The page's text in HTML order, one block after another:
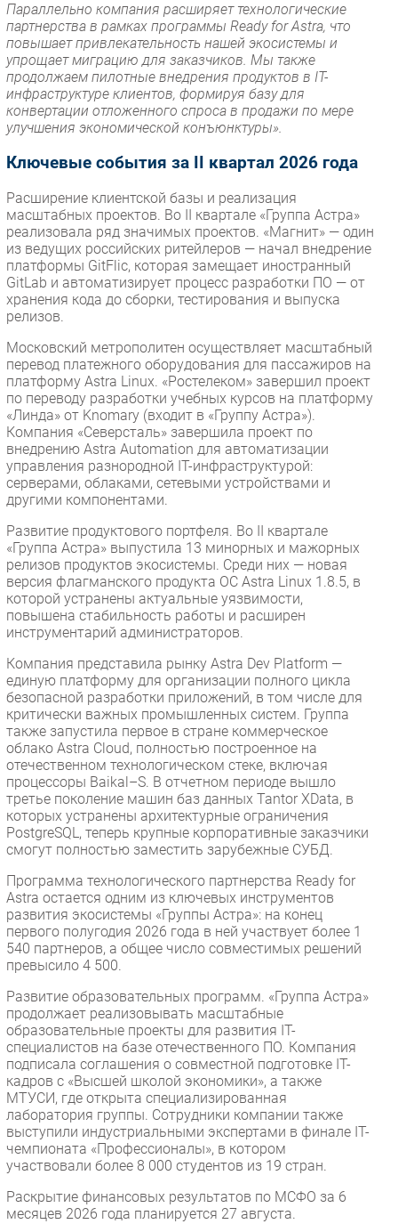
Параллельно компания расширяет технологические
партнерства в рамках программы Ready for Astra, что
повышает привлекательность нашей экосистемы и
упрощает миграцию для заказчиков. Мы также
продолжаем пилотные внедрения продуктов в IT-
инфраструктуре клиентов, формируя базу для
конвертации отложенного спроса в продажи по мере
улучшения экономической конъюнктуры».
Ключевые события за II квартал 2026 года
Расширение клиентской базы и реализация
масштабных проектов. Во II квартале «Группа Астра»
реализовала ряд значимых проектов. «Магнит» — один
из ведущих российских ритейлеров — начал внедрение
платформы GitFlic, которая замещает иностранный
GitLab и автоматизирует процесс разработки ПО — от
хранения кода до сборки, тестирования и выпуска
релизов.
Московский метрополитен осуществляет масштабный
перевод платежного оборудования для пассажиров на
платформу Astra Linux. «Ростелеком» завершил проект
по переводу разработки учебных курсов на платформу
«Линда» от Knomary (входит в «Группу Астра»).
Компания «Северсталь» завершила проект по
внедрению Astra Automation для автоматизации
управления разнородной IT-инфраструктурой:
серверами, облаками, сетевыми устройствами и
другими компонентами.
Развитие продуктового портфеля. Во II квартале
«Группа Астра» выпустила 13 минорных и мажорных
релизов продуктов экосистемы. Среди них — новая
версия флагманского продукта ОС Astra Linux 1.8.5, в
которой устранены актуальные уязвимости,
повышена стабильность работы и расширен
инструментарий администраторов.
Компания представила рынку Astra Dev Platform —
единую платформу для организации полного цикла
безопасной разработки приложений, в том числе для
критически важных промышленных систем. Группа
также запустила первое в стране коммерческое
облако Astra Cloud, полностью построенное на
отечественном технологическом стеке, включая
процессоры Baikal–S. В отчетном периоде вышло
третье поколение машин баз данных Tantor XData, в
которых устранены архитектурные ограничения
PostgreSQL, теперь крупные корпоративные заказчики
смогут полностью заместить зарубежные СУБД.
Программа технологического партнерства Ready for
Astra остается одним из ключевых инструментов
развития экосистемы «Группы Астра»: на конец
первого полугодия 2026 года в ней участвует более 1
540 партнеров, а общее число совместимых решений
превысило 4 500.
Развитие образовательных программ. «Группа Астра»
продолжает реализовывать масштабные
образовательные проекты для развития IT-
специалистов на базе отечественного ПО. Компания
подписала соглашения о совместной подготовке IT-
кадров с «Высшей школой экономики», а также
МТУСИ, где открыта специализированная
лаборатория группы. Сотрудники компании также
выступили индустриальными экспертами в финале IT-
чемпионата «Профессионалы», в котором
участвовали более 8 000 студентов из 19 стран.
Раскрытие финансовых результатов по МСФО за 6
месяцев 2026 года планируется 27 августа.